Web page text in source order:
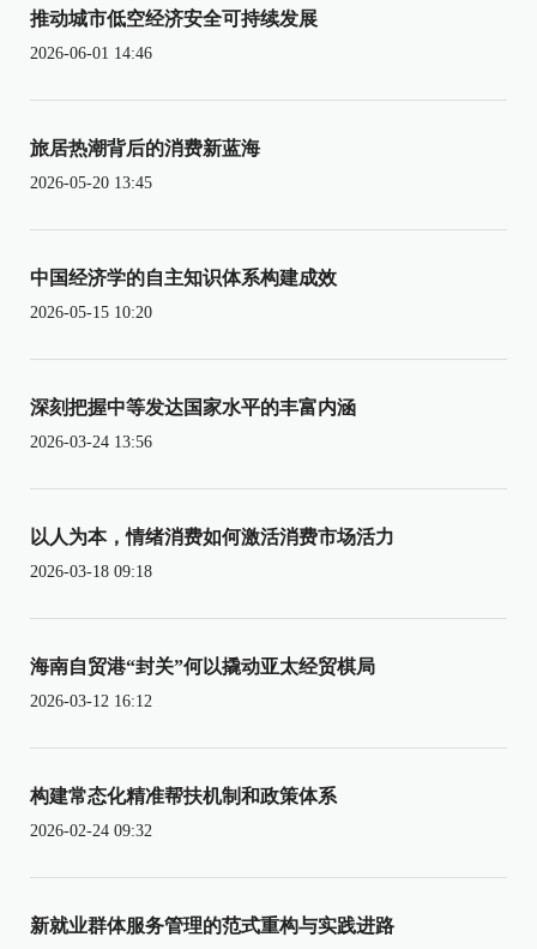
推动城市低空经济安全可持续发展
2026-06-01 14:46
旅居热潮背后的消费新蓝海
2026-05-20 13:45
中国经济学的自主知识体系构建成效
2026-05-15 10:20
深刻把握中等发达国家水平的丰富内涵
2026-03-24 13:56
以人为本，情绪消费如何激活消费市场活力
2026-03-18 09:18
海南自贸港“封关”何以撬动亚太经贸棋局
2026-03-12 16:12
构建常态化精准帮扶机制和政策体系
2026-02-24 09:32
新就业群体服务管理的范式重构与实践进路